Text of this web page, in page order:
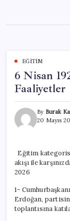
content
EĞITIM
6 Nisan
Faaliyetler
By Burak
20 Mayıs
Eğitim
akışı ile
2026
1-
Erdoğan,
toplantısına